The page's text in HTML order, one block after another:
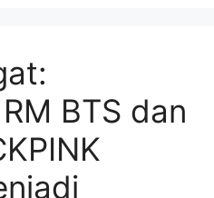
BTS dan